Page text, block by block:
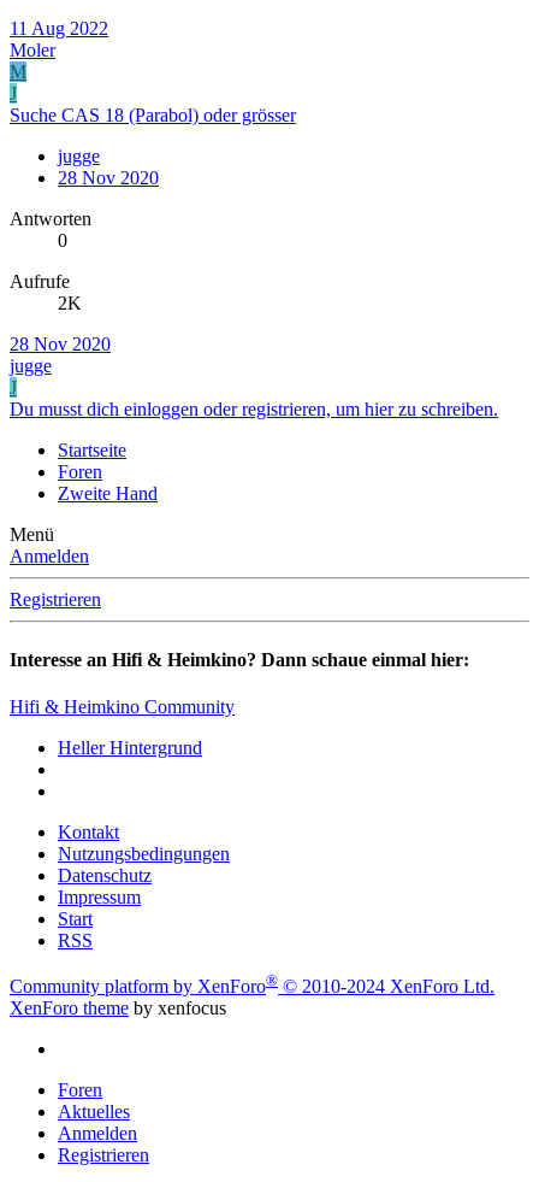
11 Aug 2022
Moler
M
J
Suche CAS 18 (Parabol) oder grösser
jugge
28 Nov 2020
Antworten
0
Aufrufe
2K
28 Nov 2020
jugge
J
Du musst dich einloggen oder registrieren, um hier zu schreiben.
Startseite
Foren
Zweite Hand
Menü
Anmelden
Registrieren
Interesse an Hifi & Heimkino? Dann schaue einmal hier:
Hifi & Heimkino Community
Heller Hintergrund
Kontakt
Nutzungsbedingungen
Datenschutz
Impressum
Start
RSS
Community platform by XenForo® © 2010-2024 XenForo Ltd.
XenForo theme by xenfocus
Foren
Aktuelles
Anmelden
Registrieren